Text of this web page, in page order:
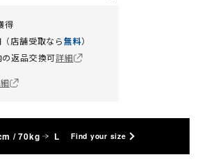
得
店舗受取なら無料）
の返品交換可詳細
/ 70kg L Find your size